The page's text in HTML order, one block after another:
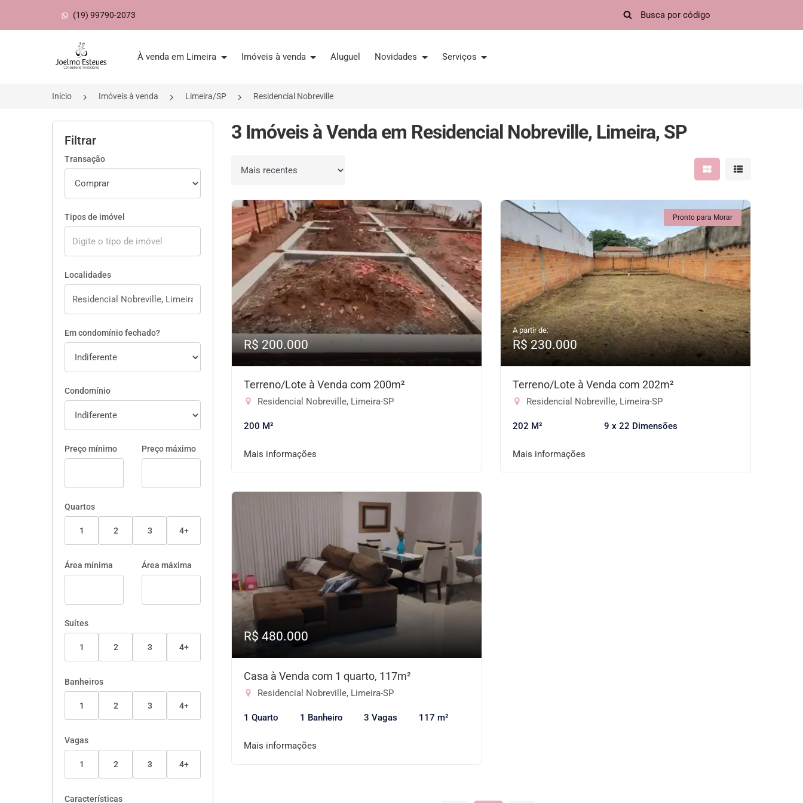
(19) 99790-2073
Página inicial
À venda em Limeira Imóveis à venda Aluguel Novidades Serviços
Início Imóveis à venda Limeira/SP Residencial Nobreville
Filtrar
Transação
Tipos de imóvel
Localidades
Em condomínio fechado?
Condomínio
Preço mínimo Preço máximo
Quartos
1 2 3 4+
Área mínima Área máxima
Suítes
1 2 3 4+
Banheiros
1 2 3 4+
Vagas
1 2 3 4+
Características
3 Imóveis à Venda em Residencial Nobreville, Limeira, SP
Ordenar por Mostrar resultados em
Mostrar
R$ 200.000
Terreno/Lote à Venda com 200m²
Residencial Nobreville, Limeira-SP
200 M²
Mais informações
Pronto para Morar
A partir de:
R$ 230.000
Terreno/Lote à Venda com 202m²
Residencial Nobreville, Limeira-SP
202 M² 9 x 22 Dimensões
Mais informações
R$ 480.000
Casa à Venda com 1 quarto, 117m²
Residencial Nobreville, Limeira-SP
1 Quarto 1 Banheiro 3 Vagas 117 m²
Mais informações